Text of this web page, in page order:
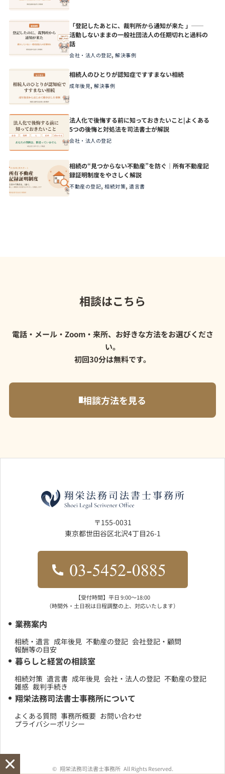
「登記したあとに、裁判所から通知が来た 」──
活動しないままの一般社団法人の任期切れと過料の
話
会社・法人の登記, 解決事例
相続人のひとりが認知症ですすまない相続
成年後見, 解決事例
法人化で後悔する前に知っておきたいこと|よくある
5つの後悔と対処法を司法書士が解説
会社・法人の登記
相続の“見つからない不動産”を防ぐ｜所有不動産記
録証明制度をやさしく解説
不動産の登記, 相続対策, 遺言書
相談はこちら
電話・メール・Zoom・来所、お好きな方法をお選びくださ
い。
初回30分は無料です。
相談方法を見る
〒155-0031
東京都世田谷区北沢4丁目26-1
【受付時間】平日 9:00〜18:00
（時間外・土日祝は日程調整の上、対応いたします）
業務案内
相続・遺言 成年後見 不動産の登記 会社登記・顧問
報酬等の目安
暮らしと経営の相談室
相続対策 遺言書 成年後見 会社・法人の登記 不動産の登記
雑感 裁判手続き
翔栄法務司法書士事務所について
よくある質問 事務所概要 お問い合わせ
プライバシーポリシー
© 翔栄法務司法書士事務所 All Rights Reserved.